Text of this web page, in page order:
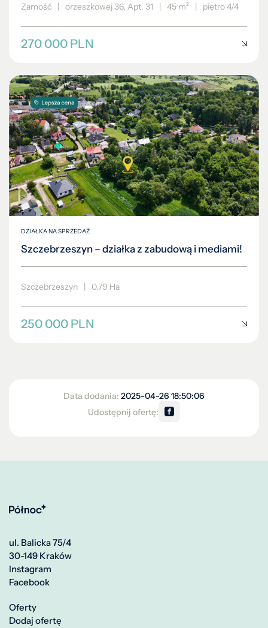
Zamość | orzeszkowej 36, Apt. 31 | 45 m² | piętro 4/4
270 000 PLN
DZIAŁKA NA SPRZEDAŻ
Szczebrzeszyn – działka z zabudową i mediami!
Szczebrzeszyn | 0.79 Ha
250 000 PLN
Data dodania: 2025-04-26 18:50:06
Udostępnij ofertę:
ul. Balicka 75/4
30-149 Kraków
Instagram
Facebook
Oferty
Dodaj ofertę